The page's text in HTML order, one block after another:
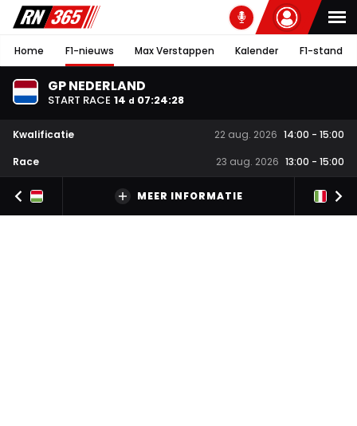
Home F1-nieuws Max Verstappen Kalender F1-stand
GP NEDERLAND
START RACE 14 d 07:24:27
Kwalificatie 22 aug. 2026 14:00 - 15:00
Race
23 aug. 2026 13:00 - 15:00
MEER INFORMATIE